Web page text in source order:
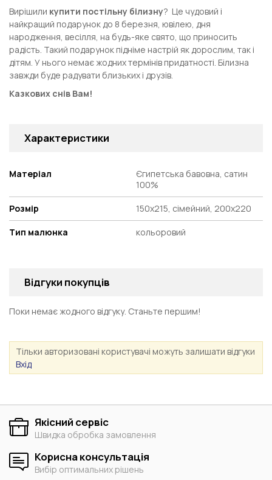
Вирішили купити постільну білизну? Це чудовий і
найкращий подарунок до 8 березня, ювілею, дня
народження, весілля, на будь-яке свято, що приносить
радість. Такий подарунок підніме настрій як дорослим, так і
дітям. У нього немає жодних термінів придатності. Білизна
завжди буде радувати близьких і друзів.
Казкових снів Вам!
Характеристики
Матеріал
Єгипетська бавовна, сатин
100%
Розмір 150x215, сімейний, 200х220
Тип малюнка кольоровий
Відгуки покупців
Поки немає жодного відгуку. Станьте першим!
Тільки авторизовані користувачі можуть залишати відгуки
Вхід
Якісний сервіс
Швидка обробка замовлення
Корисна консультація
Вибір оптимальних рішень